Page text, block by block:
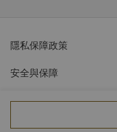
隱私保障政策
安全與保障
網絡安全